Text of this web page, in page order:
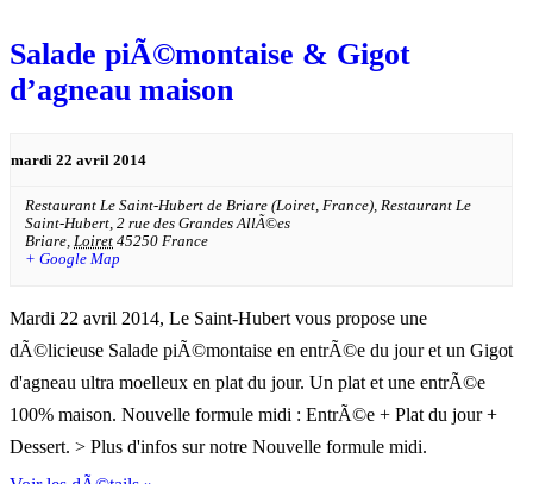
Salade piÃ©montaise & Gigot
d’agneau maison
mardi 22 avril 2014
Restaurant Le Saint-Hubert de Briare (Loiret, France), Restaurant Le
Saint-Hubert, 2 rue des Grandes AllÃ©es
Briare, Loiret 45250 France
+ Google Map
Mardi 22 avril 2014, Le Saint-Hubert vous propose une
dÃ©licieuse Salade piÃ©montaise en entrÃ©e du jour et un Gigot
d'agneau ultra moelleux en plat du jour. Un plat et une entrÃ©e
100% maison. Nouvelle formule midi : EntrÃ©e + Plat du jour +
Dessert. > Plus d'infos sur notre Nouvelle formule midi.